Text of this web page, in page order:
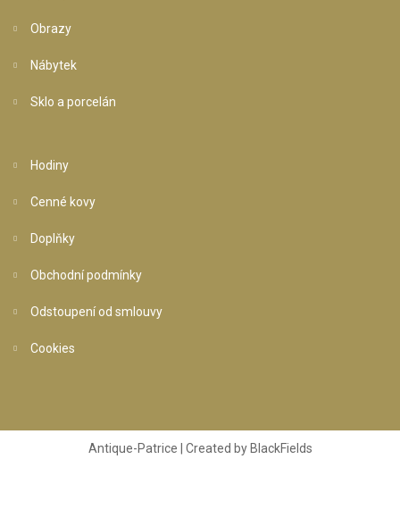
Obrazy
Nábytek
Sklo a porcelán
Hodiny
Cenné kovy
Doplňky
Obchodní podmínky
Odstoupení od smlouvy
Cookies
Antique-Patrice | Created by BlackFields